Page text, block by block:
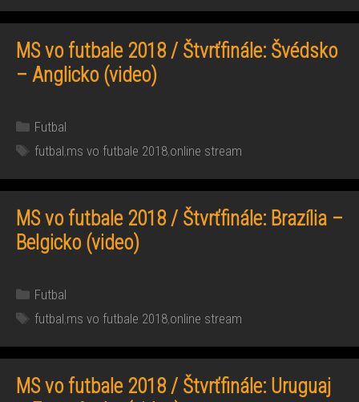
MS vo futbale 2018 / Štvrťfinále: Švédsko
– Anglicko (video)
Kategórie
Futbal
Značky
futbal,ms vo futbale 2018,online stream
MS vo futbale 2018 / Štvrťfinále: Brazília –
Belgicko (video)
Kategórie
Futbal
Značky
futbal,ms vo futbale 2018,online stream
MS vo futbale 2018 / Štvrťfinále: Uruguaj